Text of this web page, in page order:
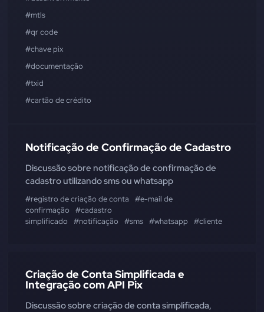
#mtls
#qr code
#chave pix
#documentação
#txid
#cartão de crédito
Notificação de Confirmação de Cadastro
Discussão sobre notificação de confirmação de
cadastro utilizando sms ou whatsapp
#registro de criação de conta
#e-mail de
confirmação
#cadastro
simplificado
#notificação #sms #whatsapp #cliente
Criação de Conta Simplificada e
Integração com API Pix
Discussão sobre criação de conta simplificada,